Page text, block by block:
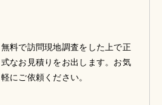
無料で訪問現地調査をした上で正
式なお見積りをお出します。お気
軽にご依頼ください。